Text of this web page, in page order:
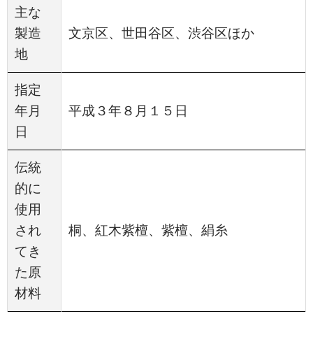
主な
製造
地
文京区、世田谷区、渋谷区ほか
指定
年月
日
平成３年８月１５日
伝統
的に
使用
され
てき
た原
材料
桐、紅木紫檀、紫檀、絹糸